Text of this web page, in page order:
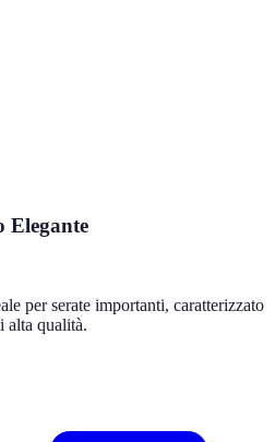
Elegante
per serate importanti, caratterizzato
alta qualità.